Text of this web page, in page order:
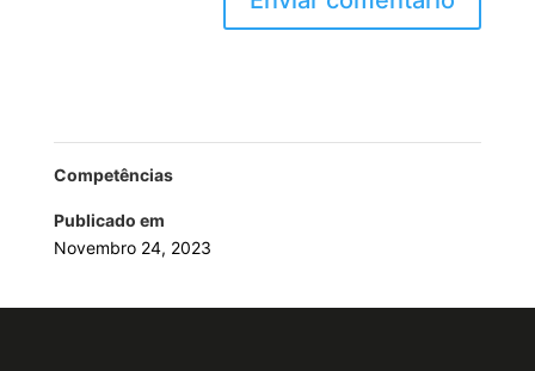
Competências
Publicado em
Novembro 24, 2023